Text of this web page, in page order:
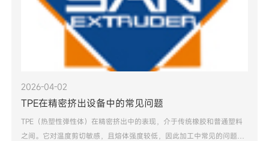
2026-04-02
TPE在精密挤出设备中的常见问题
TPE（热塑性弹性体）在精密挤出中的表现，介于传统橡胶和普通塑料
之间。它对温度剪切敏感，且熔体强度较低，因此加工中常见的问题主